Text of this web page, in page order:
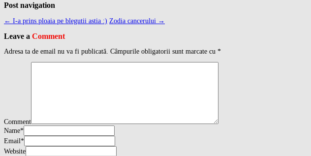
Post navigation
← I-a prins ploaia pe blegutii astia :) Zodia cancerului →
Leave a Comment
Adresa ta de email nu va fi publicată. Câmpurile obligatorii sunt marcate cu *
Comment
Name*
Email*
Website